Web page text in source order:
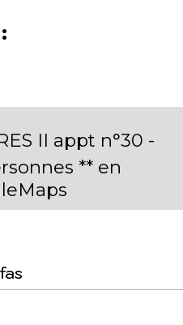
:
II appt n°30 -
** en